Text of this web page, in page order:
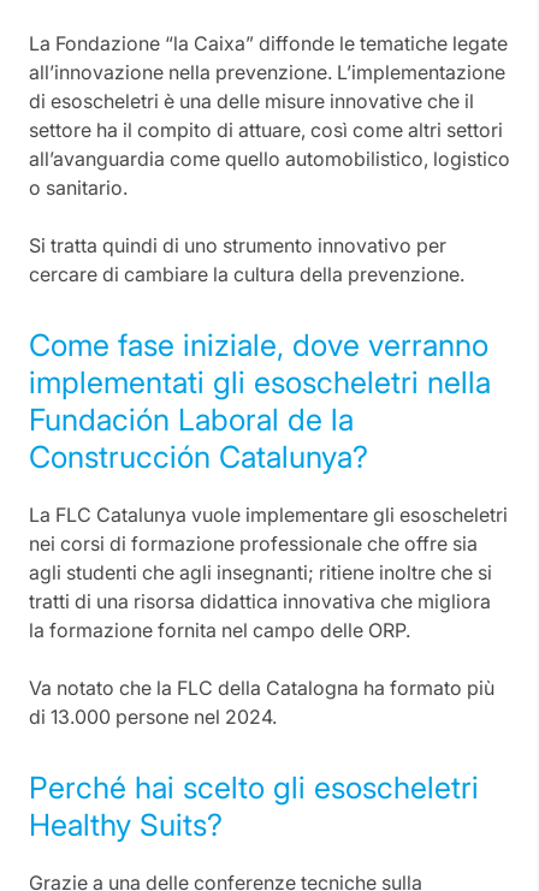
La Fondazione “la Caixa” diffonde le tematiche legate
all’innovazione nella prevenzione. L’implementazione
di esoscheletri è una delle misure innovative che il
settore ha il compito di attuare, così come altri settori
all’avanguardia come quello automobilistico, logistico
o sanitario.
Si tratta quindi di uno strumento innovativo per
cercare di cambiare la cultura della prevenzione.
Come fase iniziale, dove verranno
implementati gli esoscheletri nella
Fundación Laboral de la
Construcción Catalunya?
La FLC Catalunya vuole implementare gli esoscheletri
nei corsi di formazione professionale che offre sia
agli studenti che agli insegnanti; ritiene inoltre che si
tratti di una risorsa didattica innovativa che migliora
la formazione fornita nel campo delle ORP.
Va notato che la FLC della Catalogna ha formato più
di 13.000 persone nel 2024.
Perché hai scelto gli esoscheletri
Healthy Suits?
Grazie a una delle conferenze tecniche sulla